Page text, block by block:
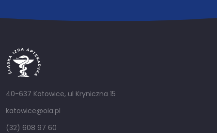
40-637 Katowice, ul Kryniczna 15
katowice@oia.pl
(32) 608 97 60